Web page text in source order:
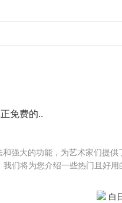
免费的..
强大的功能，为艺术家们提
们将为您介绍一些热门且好用